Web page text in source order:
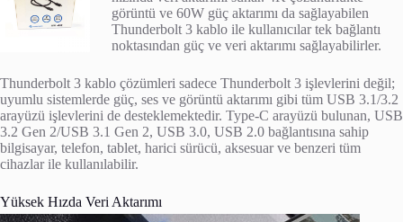
görüntü ve 60W güç aktarımı da sağlayabilen
Thunderbolt 3 kablo ile kullanıcılar tek bağlantı
noktasından güç ve veri aktarımı sağlayabilirler.
Thunderbolt 3 kablo çözümleri sadece Thunderbolt 3 işlevlerini değil;
uyumlu sistemlerde güç, ses ve görüntü aktarımı gibi tüm USB 3.1/3.2
arayüzü işlevlerini de desteklemektedir. Type-C arayüzü bulunan, USB
3.2 Gen 2/USB 3.1 Gen 2, USB 3.0, USB 2.0 bağlantısına sahip
bilgisayar, telefon, tablet, harici sürücü, aksesuar ve benzeri tüm
cihazlar ile kullanılabilir.
Yüksek Hızda Veri Aktarımı